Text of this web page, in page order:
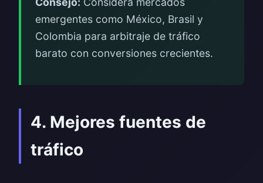
emergentes como México, Brasil y
Colombia para arbitraje de tráfico
barato con conversiones crecientes.
4. Mejores fuentes de
tráfico